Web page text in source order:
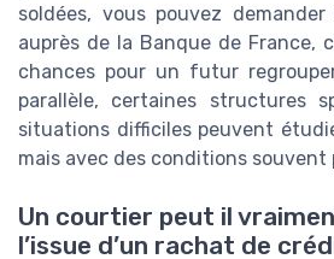
soldées, vous pouvez
auprès de la Banque de France,
chances pour un futur
parallèle, certaines structures
situations difficiles peuvent
mais avec des conditions souvent
Un courtier peut il
l’issue d’un rachat de